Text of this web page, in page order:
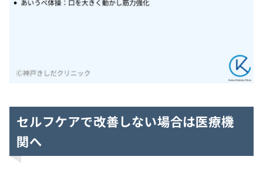
セルフケアで改善しない場合は医療機
関へ